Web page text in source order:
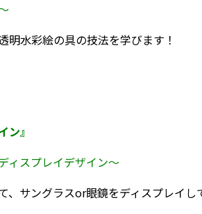
明水彩絵の具の技法を学びます！
ン』
ィスプレイデザイン～
、サングラスor眼鏡をディスプレイ